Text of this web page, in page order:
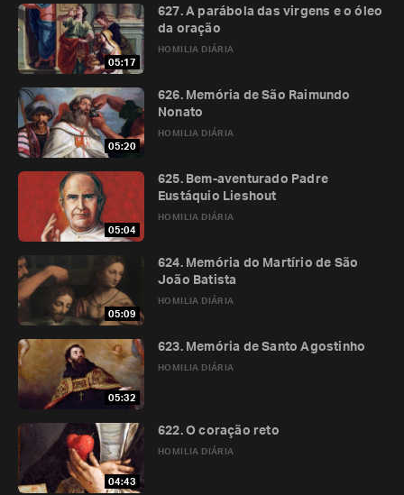
05:17
HOMILIA DIÁRIA
627. A parábola das virgens e o óleo
da oração
05:20
HOMILIA DIÁRIA
626. Memória de São Raimundo
Nonato
05:04
HOMILIA DIÁRIA
625. Bem-aventurado Padre
Eustáquio Lieshout
05:09
HOMILIA DIÁRIA
624. Memória do Martírio de São
João Batista
05:32
HOMILIA DIÁRIA
623. Memória de Santo Agostinho
04:43
HOMILIA DIÁRIA
622. O coração reto